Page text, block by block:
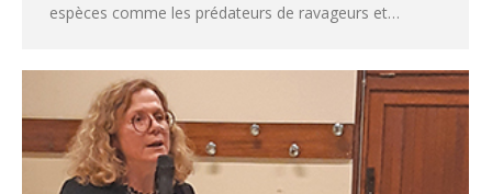
espèces comme les prédateurs de ravageurs et…